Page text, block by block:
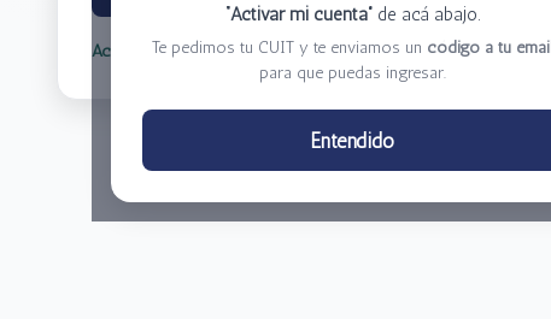
“Activar mi cuenta”de acá abajo.
Te pedimos tu CUIT y te enviamos un código a tu email
para que puedas ingresar.
Entendido
Activar mi cuenta Olvidé mi clave
Centro de Distribución El Bacha S.A.